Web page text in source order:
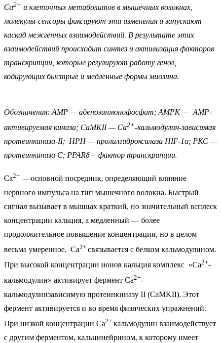
Са2+ и клеточных метаболитов в мышечных волокнах,
молекулы-сенсоры фиксируют эти изменения и запускают
каскад межгенных взаимодействий. В результате этих
взаимодействий происходит синтез и активизация факторов
транскрипции, которые регулируют работу генов,
кодирующих быстрые и медленные формы миозина.
Обозначения: АМР — аденозинмонофосфат; АМРК — АМР-
активируемая киназа; CaMKII — Ca2+-кальмодулин-зависимая
протеинкиназа-II; НРН — пролилгидроксилаза HIF-1α; РКС —
протеинкиназа С; PPARδ —фактор транскрипции.
Ca2+ —основной посредник, определяющий влияние
нервного импульса на тип мышечного волокна. Быстрый
сигнал вызывает в мышцах краткий, но значительный всплеск
концентрации кальция, а медленный — более
продолжительное повышение концентрации, но в целом
весьма умеренное. Ca2+ связывается с белком кальмодулином.
При высокой концентрации ионов кальция комплекс «Ca2+-
кальмодулин» активирует фермент Ca2+-
кальмодулинзависимую протеинкиназу II (CaMKII). Этот
фермент активируется и во время физических упражнений.
При низкой концентрации Ca2+ кальмодулин взаимодействует
с другим ферментом, кальцинейрином, к которому имеет